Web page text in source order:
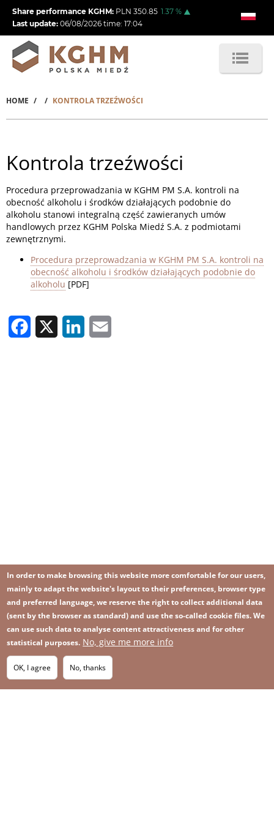
Skip
main
content
Share performance KGHM: PLN 350.85 1.37 %
Last update: 06/08/2026 time: 17:04
Breadcrumb
HOME KONTROLA TRZEŹWOŚCI
Kontrola trzeźwości
Procedura przeprowadzania w KGHM PM S.A. kontroli na
obecność alkoholu i środków działających podobnie do
alkoholu stanowi integralną część zawieranych umów
handlowych przez KGHM Polska Miedź S.A. z podmiotami
zewnętrznymi.
Procedura przeprowadzania w KGHM PM S.A. kontroli na
obecność alkoholu i środków działających podobnie do
alkoholu [PDF]
Facebook LinkedIn
Footer
menu
Join our newsletter
Image
IMAGE
In order to make browsing this website more comfortable for our users,
mainly to adapt the website's layout to their preferences, browser type
and preferred language, we reserve the right to collect additional data
(sent by the browser as standard) and use the so-called cookie files. We
can use such data to analyse content attractiveness and for other
statistical purposes. No, give me more info
OK, I agree No, thanks